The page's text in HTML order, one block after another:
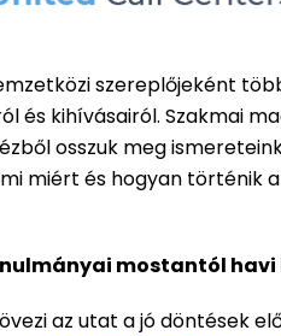
szereplőjeként
és kihívásairól. Szakmai
osszuk meg
miért és hogyan
mostantól
az utat a jó döntések